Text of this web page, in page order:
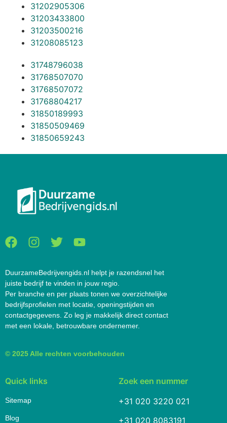
31202905306
31203433800
31203500216
31208085123
31748796038
31768507070
31768507072
31768804217
31850189993
31850509469
31850659243
DuurzameBedrijvengids.nl helpt je razendsnel het
juiste bedrijf te vinden in jouw regio.
Per branche en per plaats tonen we overzichtelijke
bedrijfsprofielen met locatie, openingstijden en
contactgegevens. Zo leg je makkelijk direct contact
met een lokale, betrouwbare ondernemer.
© 2025 Alle rechten voorbehouden
Quick links
Sitemap
Blog
Zoek een nummer
+31 020 3220 021
+31 020 8083191